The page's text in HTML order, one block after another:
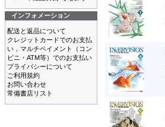
インフォメーション
配送と返品について
クレジットカードでのお支払
い，マルチペイメント（コン
ビニ・ATM等）でのお支払い
プライバシーについて
ご利用規約
お問い合わせ
常備書店リスト